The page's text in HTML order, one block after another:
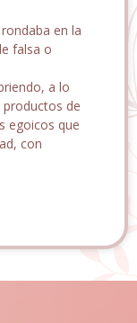
en la
falsa o
a lo
de
egoicos que
con